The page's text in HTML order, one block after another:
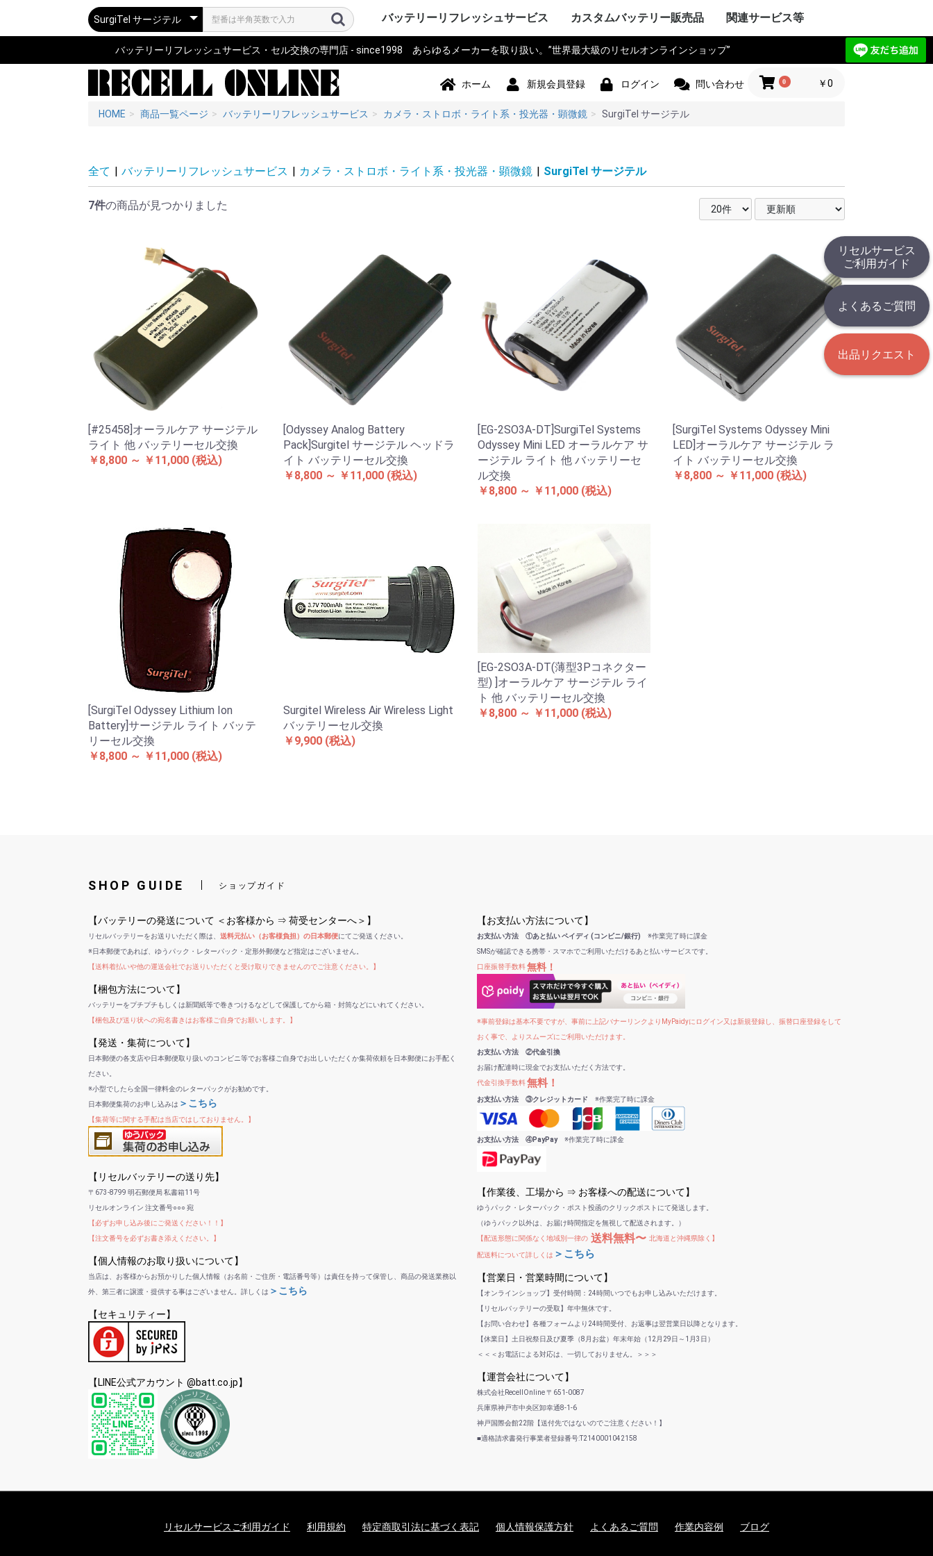
リセルサービス
ご利用ガイド
よくあるご質問
出品リクエスト
バッテリーリフレッシュサービス
パソコン PC・サーバー・周辺機
器
ソニー SONY VAIO
パナソニック
Panasonic
東芝 TOSHIBA
アップル Apple Mac
ThinkPad
カシオ CASIO
ビクター Victor
NEC 日本電気
コンパック Compaq
シャープ SHARP
デル DELL
三菱 MITSUBISHI
hp ヒューレット・パ
ッカード
Gateway ゲートウェ
イ
日立 HITACHI
富士通 Fujitsu
サンヨー SANYO
ACER エイサー
アキア AKIA
AOPEN エーオープン
ASUS アサス
CLEVO セルボ
エプソン EPSON
飯山 iiyama
SAMSUNG サムソン
レノボ Lenovo
工人舎 KOHJINSHA
マウスコンピュータ
オンキヨー ソーテッ
ク
FRONTIER フロンティ
ア
マイクロソフト
Microsoft
その他 OTHER
測量機器 トプコン TOPCON
ソキア SOKKIA
ニコン Nikon JEC
ペンタックス PENTAX
横河 YOKOGAWA
ライカ Leica
オリンパス OLYMPUS
トリンブル Trimble
Giodimeter
フジクラ Fujikura
タマヤ計測 TAMAYA
その他 OTHER
計測器・測定器・分析計
MICRONIX マイクロニ
クス
Leica ライカ
日立 HITACHI
マルチ計測器
FLUKE フルーク
テクトロニクス
Tektronix
A&D
hp ヒューレット・パ
ッカード
Z+F Zoller+Frohlich
横河電機 YOKOGAWA
JRC 日本無線
岩通
BOSCH ボッシュ
日置電機
キーエンス KEYENCE
テルモ
アンリツ Anritsu
オリンパス OLYMPUS
TESTO
三洋電機 SANYO
東芝 TOSHIBA
オムロン omron
コニカミノルタ
日通工 NEC
Nikon ニコン
Fujikura フジクラ
VeEX
KEYSIGHT
フィリップス Philips
その他 OTHER
電動工具 マキタ makita
HiKOKI 日立工機
パナソニック電工
Panasonic
KYOCERA 京セラ
RYOBI リョービ
BOSCH ボッシュ
HILTI ヒルティー
泉精器 IZUMI マクセ
ル
東芝 TOSHIBA
MAX マックス
DEWALT デウォルト
DREMEL ドレメル
CACTUS カクタス
LOBTEX ロブテックス
EXEN エクセン
KTC
イクラ精機 IKURA
ダイア DAIA
BLACK&DECKER ブラ
ック&デッカー
Snapon スナップオン
インガソールランド
Ingersoll Rand
スバル SUBARU
EARTH MAN アースマ
ン
パオック PAOCK
Porter Cable
シンコー SHINKO
Milwaukee
STIHL スチール
Stryker ストライカー
ORBOT オーボット
REX レッキス
HALL
その他 OTHER
作業機器・検査機器・整備 古河電気工業
住友電工
三菱電機
HEINE ハイネ
MORITA モリタ製作所
マイクロテック
ENAX エナックス
FUJIFILM 富士フイル
ム
富士電機
沖電気工業
NEC
フジクラ Fujikura
パナソニック電工 松
下電工
山武 アズビル azbil
その他
電動アシスト自転車・eBIKE・車
椅子
ヤマハ YAMAHA
ブリジストン
Bridgestone
パナソニック
Panasonic
サンスター技研
SUNSTAR
ホンダ HONDA 本田
サンヨー SANYO
ミヤタ MIYATA
丸石サイクル
maruishi
AERO LIFE
スズキ SUZUKI
ホダカ Hodaka
シマノ SHIMANO
ヤンマー YANMAR
大河通商
カイホウジャパン
トランスモバイリー
TRANS MOBILLY
Airwheel
NISSIN
カワサキ Kawasaki
ジャイアント GIANT
その他 OTHER
カメラ・ストロボ・ライト系・
投光器・顕微鏡
ソニー SONY
IDX アイ・ディー・エ
クス
パナソニック
Panasonic
COMET コメット
シャープ SHARP
ビクター Victor JVC
antonbauer アントン
バウアー
Kodak コダック
Nikon ニコン
キャノン CANON
ポラロイド Polaroid
Leica ライカ
PENTAX ペンタックス
FUJIFILM 富士フイル
ム
オリンパス OLYMPUS
コニカミノルタ
KONICA MINOLTA
SEA&SEA シーアンド
シー
フィッシュアイ
FISHEYE
NEITZ ナイツ
カール・ツァイス
KOWA 興和
KYOCERA 京セラ
SurgiTel サージテル
シグマ SIGMA
POLARION ポラリオ
ン
WelchAllyn
Keldan
東芝 TOSHIBA
Godox
RICOH リコー
その他 OTHER
アイボ AIBO SONY
ロボット・コントローラ
コミュニケーションロ
ボット
NAO ナオ
その他
オーディオ・ビジュアル・モニ
ター
アップル Apple
ソニー SONY
パイオニア
JBL
パナソニック
Panasonic
シャープ SHARP
カシオ CASIO
エプソン EPSON
京セラ KYOCERA
東芝 TOSHIBA
NEC
CREATIVE
KENWOOD ケンウッ
ド
ONKYO オンキョー
Technics テクニクス
BOSE
BenQ ベンキュー
TOA
ツインバード
TWINBIRD
LOGICOOL ロジクー
ル
TEAC TASCAM
audio-technica
Victor ビクター
DENON デノン
ROLAND ローランド
その他 OTHER
スマホ・タブレット・PDA・そ
の他端末
ドコモ DOCOMO
au
NEC
日立 HITACHI
hp ヒューレット・パ
ッカード
シャープ SHARP
富士通 Fujitsu
パナソニック
Panasonic
カシオ CASIO
東芝 TOSHIBA
SONY ソニー
Apple アップル
HUAWEI ファーウェイ
その他 OTHER
プリンター・スキャナー シチズン CITIZEN
ペンタックス PENTAX
エプソン EPSON
キャノン CANON
ブラザー工業 brother
hp ヒューレット・パ
ッカード
オリンパス OLYMPUS
パナソニック
Panasonic
東芝テック
SII セイコーインスツ
ル
リーダー電子
三栄電機
マックス MAX
カシオ CASIO
スター精密
日本プリメックス
その他 OTHER
電源モジュール・ポータブルバ
ッテリー
パコ電子工業
NEP
INSPIRED ENERGY
Panasonic パナソニ
ック
アイ・オーデータ
エナックス ENAX
バッファロー・コクヨ
サンワサプライ
JTT
ニプロン Nipron
RRCパワーソリューシ
ョンズ
BMO JAPAN
その他 OTHER
無線機・電話機・Wi-Fiルータ アイコム Icom
三菱電機 MITSUBISHI
パナソニック
Panasonic
ケンウッド
KENWOOD
東芝 TOSHIBA
八重洲無線 YAESU
富士通 Fujitsu
MOTOROLA モトロー
ラ
VERTEX STANDARD
スタンダード
日立 HITACHI
NEC 日本電気
パイオニア
ビクター Victor
JRC 日本無線機
沖電気工業 OKI
アルインコ ALINCO
新潟通信機
JRC日本無線機
松下通信工業
岩崎通信機 IWATSU
シャープ SHARP
信和ユニテック
アンリツ Anritsu
サンヨー SANYO
トヨコム
信和通信
TONO
KDDI
NTT 日本電信電話
NTTドコモ
京セラ KYOCERA
その他 OTHER
ドローン・ラジコン・テレコ
ン・リモコン
DJI
Futaba 双葉電子工業
TOKIMECINC 極東開
発
田宮模型
SANWA サンワ
エニー
東芝テリー (旧 東京電
子工業)
JR PROPO
大和機工
Panasonic パナソニ
ック 松下電工
日本クレーン
金陵電機 Kinryo
アンリツ Anritsu
長野工業
三菱
日立
QYSEA
その他 OTHER
パーソナルモビリティ・電動カ
ート
ESWING
SEGWAY セグウェイ
その他
ハンディーターミナル・コード
リーダー
キャノン CANON
デンソーDENSO
八重洲無線 YAESU
エプソン EPSON
NECインフロンティア
FURUNO
カシオ CASIO
シャープ SHARP
東芝テック
セイコー
DENSEI
symbol
パナソニック
Panasonic
Nitsuko 日通工
富士通 Fujitsu
キーエンス KEYENCE
Welcat
モトローラ
MOTOROLA
ウェルコムデザイン
その他 OTHER
ナビ・自動車バイク アクセサリ
ー
SONY ソニー
Panasonic パナソニ
ック
ユピテル
BOSCH ボッシュ
COMTEC コムテック
Trywin トライウイン
GARMIN ガーミン
KAIHOU
SEIWA セイワ
CELLSTAR セルスタ
ー
Pioneer パイオニア
その他 OTHER
掃除機・洗浄機・空調関連 シャープ SHARP
ダイソン Dyson
ブラックアンドデッカ
ー BLACK&DECKER
TWINBIRD ツインバー
ド
iRobot
パナソニック ナショ
ナル
ジョンソン
サンヨー SANYO
日立 HITACHI
東芝 TOSHIBA
Electrolux
株環境技研
BLACK & DECKER
ボッシュ BOSCH
GAIS ガイズ
ツカモトエイム 環境
技研
CCP
マキタ makita
raycop レイコップ
ケルヒャー KARCHER
アイリスオーヤマ
Anker アンカー
その他 OTHER
コードレスフォン
パナソニック
Panasonic
MOTOROLA モトロー
ラ
日立 HITACHI
ナカヨ通信機
アイホン
タカコム
muTECH
NEC 日本電気
東芝 TOSHIBA
ソニー SONY
その他 OTHER
通信カラオケ・デンモク
誘導非常灯・住設警報機器
パナソニック電工
Panasonic
東芝ライテック
古河電池
日立 HITACHI
三菱電機 MITSUBISHI
大光電機 DAIKO
オーデリック
岩崎電気
NEC 日本電気
三洋GSソフトエナジ
ー
新神戸電機
TOA
日本ビクター
GSユアサ
三洋電機 SANYO
日本電池
ジーエスメルコテック
ジーエスサフト
その他 OTHER
住宅設備・施設設備
パナソニック
Panasonic
三洋・SANYO・サン
ヨー
三洋GSソフトエナジ
ー
GSサフト ジーエスサ
フト
GSメルコテック
セイコー SEIKO
LEXEL
LIXIL INAX
Nabtesco ナブテスコ
TOEX
TOSO
TWINBIRD ツインバー
ド
その他 OTHER
バックアップ電源・UPS(無停電
電源装置)
APC
オムロン
NTT
その他
事務機器・辞書・計算機・タイ
ムレコーダー
アマノ
CASIO カシオ
SII セイコーインスツ
ル
Canon キャノン
SHARP シャープ
KING JIM キングジム
Panasonic パナソニ
ック
その他 OTHER
健康・美容家電 TRIA トリア アイエピ
BRAUN ブラウン
PHILIPS フィリップス
WAHL ウォール
Capillus カピラス
andis
OSTAR
Panasonic パナソニ
ック 松下
SANYO 三洋電機
マクセル
FLAX
OMRON オムロン
TWINBIRD ツインバー
ド
日立
ヒロセ電機
ナリス
その他
ポンプ
農業・園芸・除雪機
おもちゃ・楽器・釣具・レジャ
ー
Panasonic SANYO FDK
その他
カスタムバッテリー販売品 関連サービス等
（サンプル送付申込）
見積（送付申込）
販売品
回収
バッテリーリフレッシュサービス・セル交換の専門店 - since1998 あらゆるメーカーを取り扱い。”世界最大級のリセルオンラインショップ”
ホーム 新規会員登録 ログイン 問い合わせ 0 ￥0
HOME 商品一覧ページ バッテリーリフレッシュサービス カメラ・ストロボ・ライト系・投光器・顕微鏡 SurgiTel サージテル
全て | バッテリーリフレッシュサービス | カメラ・ストロボ・ライト系・投光器・顕微鏡 | SurgiTel サージテル
7件の商品が見つかりました
[#25458]オーラルケア サージテル
ライト 他 バッテリーセル交換
￥8,800 ～ ￥11,000 (税込)
[Odyssey Analog Battery
Pack]Surgitel サージテル ヘッドラ
イト バッテリーセル交換
￥8,800 ～ ￥11,000 (税込)
[EG-2SO3A-DT]SurgiTel Systems
Odyssey Mini LED オーラルケア サ
ージテル ライト 他 バッテリーセ
ル交換
￥8,800 ～ ￥11,000 (税込)
[SurgiTel Systems Odyssey Mini
LED]オーラルケア サージテル ラ
イト バッテリーセル交換
￥8,800 ～ ￥11,000 (税込)
[SurgiTel Odyssey Lithium Ion
Battery]サージテル ライト バッテ
リーセル交換
￥8,800 ～ ￥11,000 (税込)
Surgitel Wireless Air Wireless Light
バッテリーセル交換
￥9,900 (税込)
[EG-2SO3A-DT(薄型3Pコネクター
型) ]オーラルケア サージテル ライ
ト 他 バッテリーセル交換
￥8,800 ～ ￥11,000 (税込)
SHOP GUIDE ショップガイド
【バッテリーの発送について ＜お客様から ⇒ 荷受センターへ＞】
リセルバッテリーをお送りいただく際は、 送料元払い（お客様負担）の日本郵便にてご発送ください。
※日本郵便であれば、ゆうパック・レターパック・定形外郵便など指定はございません。
【送料着払いや他の運送会社でお送りいただくと受け取りできませんのでご注意ください。】
【梱包方法について】
バッテリーをプチプチもしくは新聞紙等で巻きつけるなどして保護してから箱・封筒などにいれてください。
【梱包及び送り状への宛名書きはお客様ご自身でお願いします。】
【発送・集荷について】
日本郵便の各支店や日本郵便取り扱いのコンビニ等でお客様ご自身でお出しいただくか集荷依頼を日本郵便にお手配く
ださい。
※小型でしたら全国一律料金のレターパックがお勧めです。
日本郵便集荷のお申し込みは ＞こちら
【集荷等に関する手配は当店ではしておりません。】
【リセルバッテリーの送り先】
〒673-8799 明石郵便局 私書箱11号
リセルオンライン 注文番号○○○ 宛
【必ずお申し込み後にご発送ください！！】
【注文番号を必ずお書き添えください。】
【個人情報のお取り扱いについて】
当店は、お客様からお預かりした個人情報（お名前・ご住所・電話番号等）は責任を持って保管し、商品の発送業務以
外、第三者に譲渡・提供する事はございません。詳しくは ＞こちら
【セキュリティー】
【LINE公式アカウント @batt.co.jp】
【お支払い方法について】
お支払い方法 ①あと払い ペイディ (コンビニ/銀行) ※作業完了時に課金
SMSが確認できる携帯・スマホでご利用いただけるあと払いサービスです。
口座振替手数料無料！
※事前登録は基本不要ですが、事前に上記バナーリンクよりMyPaidyにログイン又は新規登録し、振替口座登録をして
おく事で、よりスムーズにご利用いただけます。
お支払い方法 ②代金引換
お届け配達時に現金でお支払いただく方法です。
代金引換手数料無料！
お支払い方法 ③クレジットカード ※作業完了時に課金
お支払い方法 ④PayPay※作業完了時に課金
【作業後、工場から ⇒ お客様への配送について】
ゆうパック・レターパック・ポスト投函のクリックポストにて発送します。
（ゆうパック以外は、お届け時間指定を無視して配送されます。）
【配送形態に関係なく地域別一律の 送料無料〜 北海道と沖縄県除く】
配送料について詳しくは ＞こちら
【営業日・営業時間について】
【オンラインショップ】受付時間：24時間いつでもお申し込みいただけます。
【リセルバッテリーの受取】年中無休です。
【お問い合わせ】各種フォームより24時間受付、お返事は翌営業日以降となります。
【休業日】土日祝祭日及び夏季（8月お盆）年末年始（12月29日～1月3日）
＜＜＜お電話による対応は、一切しておりません。＞＞＞
【運営会社について】
株式会社RecellOnline 〒651-0087
兵庫県神戸市中央区卸幸通8-1-6
神戸国際会館22階【送付先ではないのでご注意ください！】
■適格請求書発行事業者登録番号:T2140001042158
リセルサービスご利用ガイド 利用規約 特定商取引法に基づく表記 個人情報保護方針 よくあるご質問 作業内容例 ブログ